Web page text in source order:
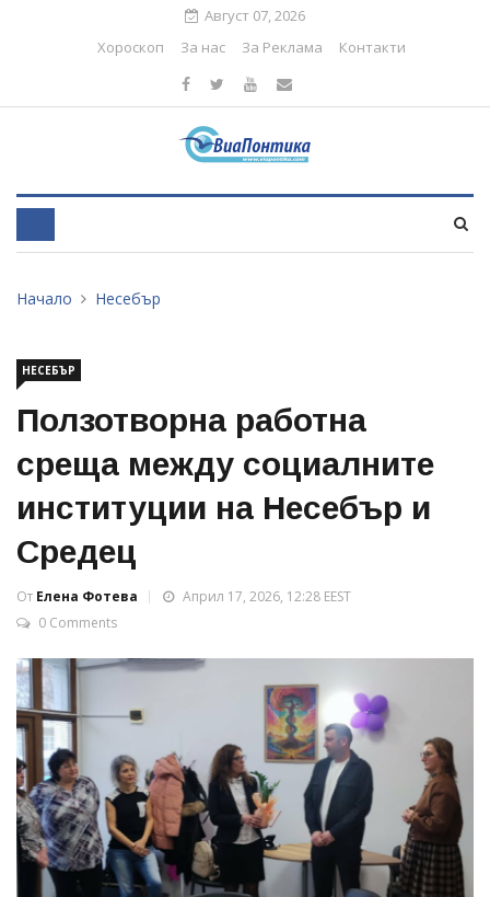
Август 07, 2026
Хороскоп
За нас За Реклама Контакти
Начало Несебър
НЕСЕБЪР
Ползотворна работна
среща между социалните
институции на Несебър и
Средец
От Елена Фотева
Април 17, 2026, 12:28 EEST
0 Comments